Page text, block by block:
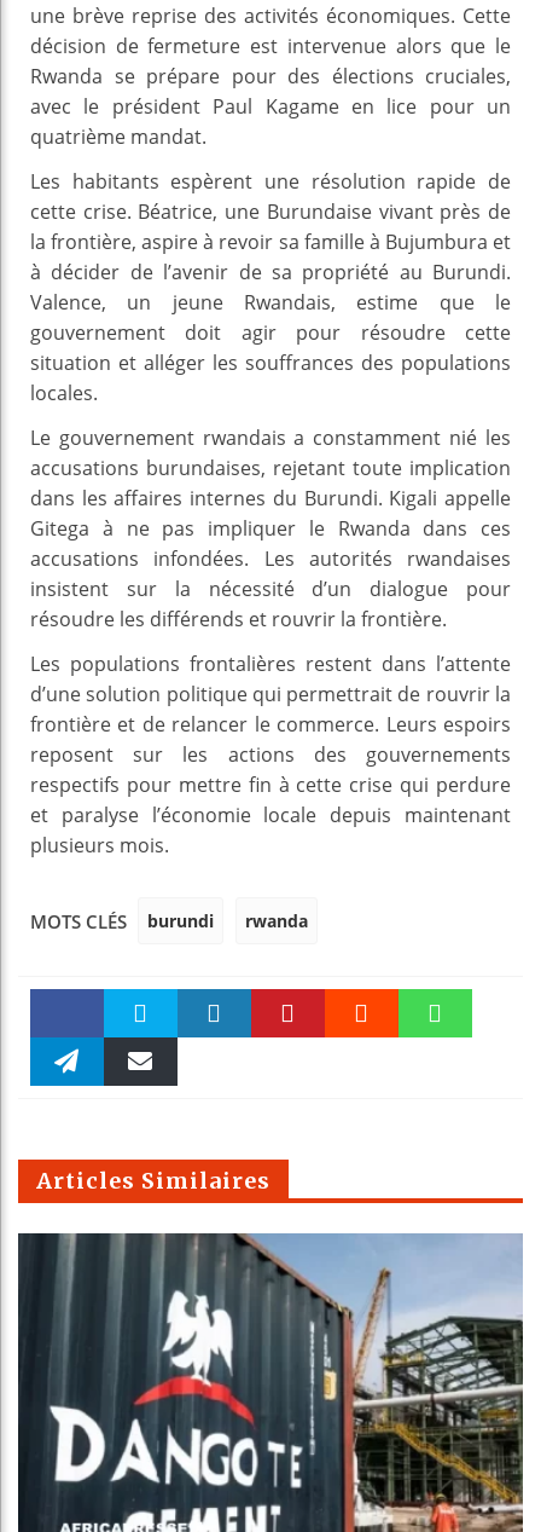
une brève reprise des activités économiques. Cette
décision de fermeture est intervenue alors que le
Rwanda se prépare pour des élections cruciales,
avec le président Paul Kagame en lice pour un
quatrième mandat.
Les habitants espèrent une résolution rapide de
cette crise. Béatrice, une Burundaise vivant près de
la frontière, aspire à revoir sa famille à Bujumbura et
à décider de l’avenir de sa propriété au Burundi.
Valence, un jeune Rwandais, estime que le
gouvernement doit agir pour résoudre cette
situation et alléger les souffrances des populations
locales.
Le gouvernement rwandais a constamment nié les
accusations burundaises, rejetant toute implication
dans les affaires internes du Burundi. Kigali appelle
Gitega à ne pas impliquer le Rwanda dans ces
accusations infondées. Les autorités rwandaises
insistent sur la nécessité d’un dialogue pour
résoudre les différends et rouvrir la frontière.
Les populations frontalières restent dans l’attente
d’une solution politique qui permettrait de rouvrir la
frontière et de relancer le commerce. Leurs espoirs
reposent sur les actions des gouvernements
respectifs pour mettre fin à cette crise qui perdure
et paralyse l’économie locale depuis maintenant
plusieurs mois.
MOTS CLÉS burundi rwanda
Faceboo Twitter
m
Articles Similaires